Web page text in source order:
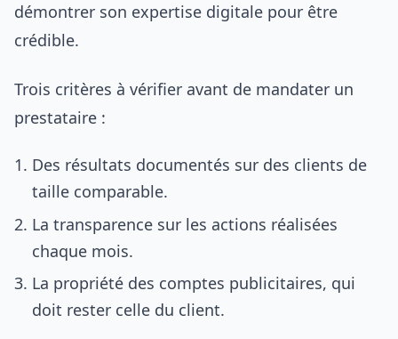
démontrer son expertise digitale pour être
crédible.
Trois critères à vérifier avant de mandater un
prestataire :
Des résultats documentés sur des clients de
taille comparable.
La transparence sur les actions réalisées
chaque mois.
La propriété des comptes publicitaires, qui
doit rester celle du client.